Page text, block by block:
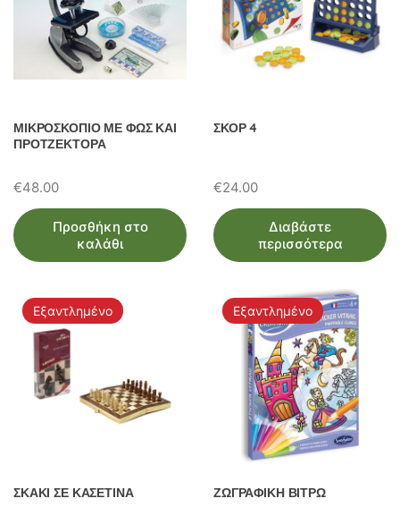
ΜΙΚΡΟΣΚΟΠΙΟ ΜΕ ΦΩΣ ΚΑΙ
ΠΡΟΤΖΕΚΤΟΡΑ
€48.00
Προσθήκη στο
καλάθι
ΣΚΟΡ 4
€24.00
Διαβάστε
περισσότερα
Εξαντλημένο
ΣΚΑΚΙ ΣΕ ΚΑΣΕΤΙΝΑ
Εξαντλημένο
ΖΩΓΡΑΦΙΚΗ ΒΙΤΡΩ